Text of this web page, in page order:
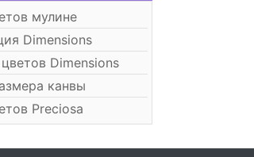
мулине
Dimensions
Dimensions
канвы
Preciosa